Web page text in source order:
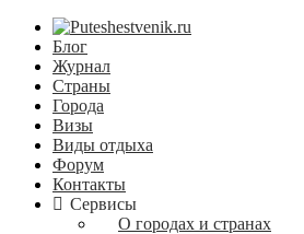
Блог
Журнал
Страны
Города
Визы
Виды отдыха
Форум
Контакты
Сервисы
О городах и странах